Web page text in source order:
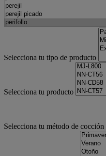
Selecciona tu tipo de producto
Selecciona tu producto
Selecciona tu método de cocción